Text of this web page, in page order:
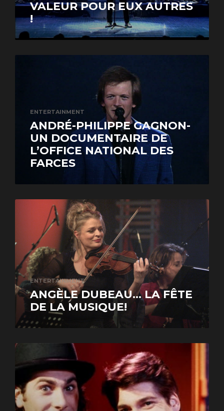
VALEUR POUR EUX AUTRES
!
ENTERTAINMENT
ANDRÉ-PHILIPPE GAGNON-
UN DOCUMENTAIRE DE
L’OFFICE NATIONAL DES
FARCES
ENTERTAINMENT
ANGÈLE DUBEAU… LA FÊTE
DE LA MUSIQUE!